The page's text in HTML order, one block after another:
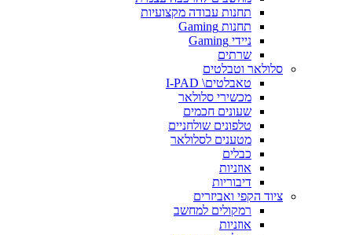
תחנות עבודה מקצועיות
תחנות Gaming
ניידי Gaming
שרתים
סלולאר וטבלטים
טאבלטים\ I-PAD
מכשירי סלולאר
שעונים חכמים
טלפונים שולחניים
מטענים לסלולאר
כבלים
אוזניות
דיבוריות
ציוד הקפי ואביזרים
רמקולים למחשב
אוזניות